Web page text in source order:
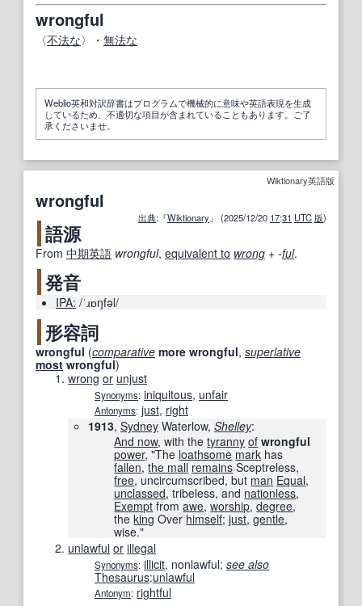
wrongful
〈不法な〉・ 無法な
Weblio英和対訳辞書はプログラムで機械的に意味や英語表現を生成
しているため、不適切な項目が含まれていることもあります。ご了
承くださいませ。
Wiktionary英語版
wrongful
出典:『Wiktionary』 (2025/12/20 17:31 UTC 版)
語源
From 中期英語 wrongful, equivalent to wrong +‎ -ful.
発音
IPA: /ˈɹɒŋfəl/
形容詞
wrongful (comparative more wrongful, superlative
most wrongful)
wrong or unjust
Synonyms: iniquitous, unfair
Antonyms: just, right
1913, Sydney Waterlow, Shelley‎:
And now, with thetyranny of wrongful
power, "The loathsome mark has
fallen,the mall remains Sceptreless,
free, uncircumscribed, but man Equal,
unclassed, tribeless, and nationless,
Exempt fromawe,worship,degree,
theking Over himself;just,gentle,
wise."
unlawful or illegal
Synonyms: illicit, nonlawful; see also
Thesaurus:unlawful
Antonym: rightful